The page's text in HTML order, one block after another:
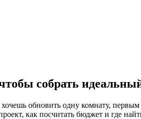
собрать
обновить одну комнату,
как посчитать бюджет и где